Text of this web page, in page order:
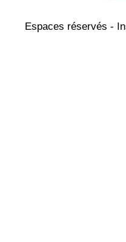
Espaces réservés -